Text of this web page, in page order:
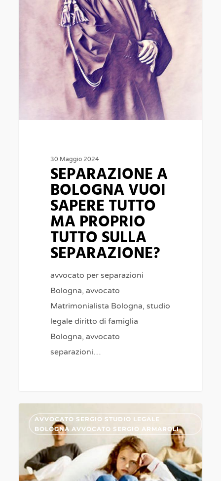
PROPRIO
SEPARAZIONE?
30 Maggio 2024
SEPARAZIONE A
BOLOGNA VUOI
SAPERE TUTTO
MA PROPRIO
TUTTO SULLA
SEPARAZIONE?
avvocato per separazioni
Bologna, avvocato
Matrimonialista Bologna, studio
legale diritto di famiglia
Bologna, avvocato
separazioni…
BOLOGNA,
AFFIDO
CONDIVISO
AVVOCATO SERGIO STUDIO LEGALE
BOLOGNA AVVOCATO SERGIO ARMAROLI